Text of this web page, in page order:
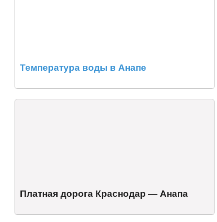
Температура воды в Анапе
Платная дорога Краснодар — Анапа